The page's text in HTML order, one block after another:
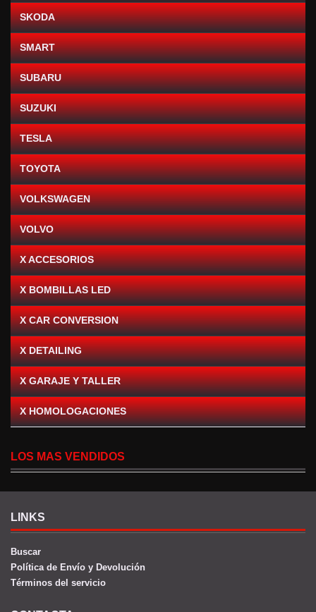
SKODA
SMART
SUBARU
SUZUKI
TESLA
TOYOTA
VOLKSWAGEN
VOLVO
X ACCESORIOS
X BOMBILLAS LED
X CAR CONVERSION
X DETAILING
X GARAJE Y TALLER
X HOMOLOGACIONES
LOS MAS VENDIDOS
LINKS
Buscar
Política de Envío y Devolución
Términos del servicio